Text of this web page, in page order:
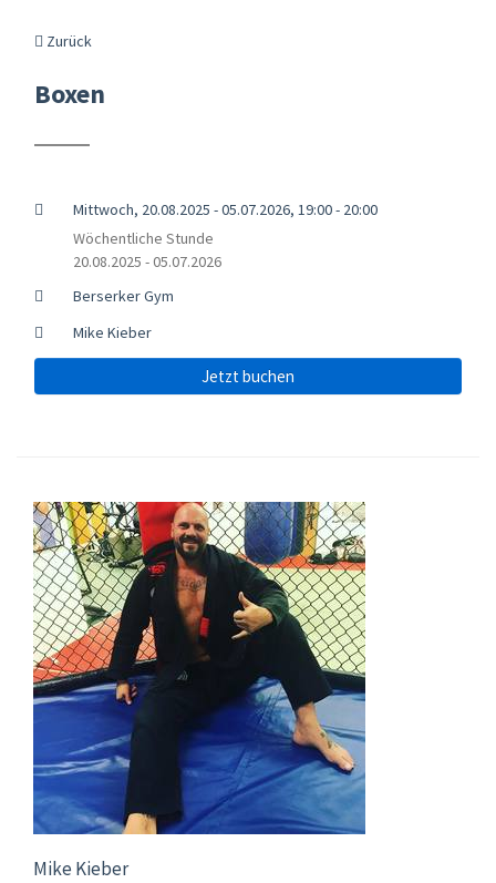
Zurück
Boxen
Mittwoch, 20.08.2025 - 05.07.2026, 19:00 - 20:00
Wöchentliche Stunde
20.08.2025 - 05.07.2026
Berserker Gym
Mike Kieber
Jetzt buchen
Mike Kieber